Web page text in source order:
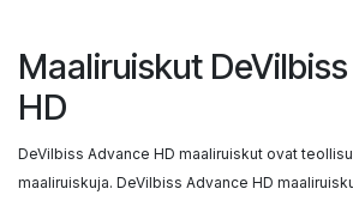
Maaliruiskut
HD
DeVilbiss Advance HD maaliruiskut ovat
maaliruiskuja. DeVilbiss Advance HD